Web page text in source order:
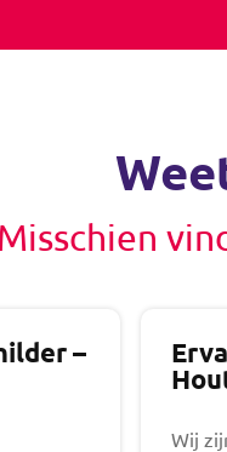
Misschien
–
Wij